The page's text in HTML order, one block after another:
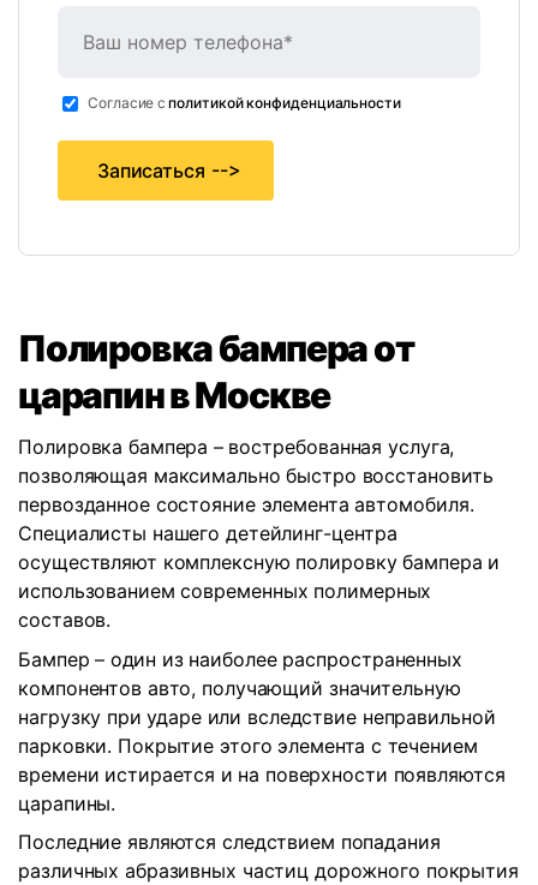
Cогласие сполитикой конфиденциальности
Записаться
Полировка бампера от
царапин в Москве
Полировка бампера – востребованная услуга,
позволяющая максимально быстро восстановить
первозданное состояние элемента автомобиля.
Специалисты нашего детейлинг-центра
осуществляют комплексную полировку бампера и
использованием современных полимерных
составов.
Бампер – один из наиболее распространенных
компонентов авто, получающий значительную
нагрузку при ударе или вследствие неправильной
парковки. Покрытие этого элемента с течением
времени истирается и на поверхности появляются
царапины.
Последние являются следствием попадания
различных абразивных частиц дорожного покрытия